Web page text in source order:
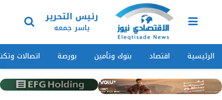
رئيس التحرير
ياسر جمعه
الرئيسية اقتصاد بنوك وتأمين بورصة اتصالات